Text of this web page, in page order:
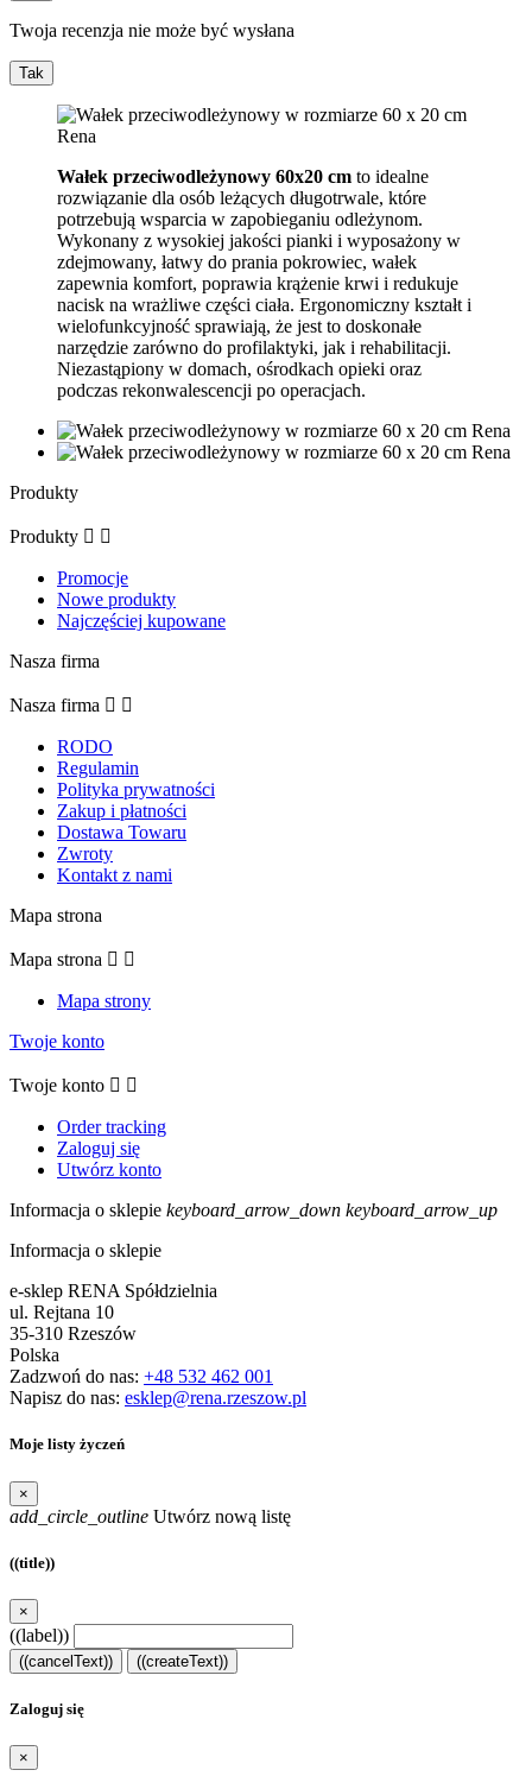
Twoja recenzja nie może być wysłana
Tak
Wałek przeciwodleżynowy 60x20 cm to idealne
rozwiązanie dla osób leżących długotrwale, które
potrzebują wsparcia w zapobieganiu odleżynom.
Wykonany z wysokiej jakości pianki i wyposażony w
zdejmowany, łatwy do prania pokrowiec, wałek
zapewnia komfort, poprawia krążenie krwi i redukuje
nacisk na wrażliwe części ciała. Ergonomiczny kształt i
wielofunkcyjność sprawiają, że jest to doskonałe
narzędzie zarówno do profilaktyki, jak i rehabilitacji.
Niezastąpiony w domach, ośrodkach opieki oraz
podczas rekonwalescencji po operacjach.
Produkty
Produkty  
Promocje
Nowe produkty
Najczęściej kupowane
Nasza firma
Nasza firma  
RODO
Regulamin
Polityka prywatności
Zakup i płatności
Dostawa Towaru
Zwroty
Kontakt z nami
Mapa strona
Mapa strona  
Mapa strony
Twoje konto
Twoje konto  
Order tracking
Zaloguj się
Utwórz konto
Informacja o sklepie keyboard_arrow_down keyboard_arrow_up
Informacja o sklepie
e-sklep RENA Spółdzielnia
ul. Rejtana 10
35-310 Rzeszów
Polska
Zadzwoń do nas: +48 532 462 001
Napisz do nas: esklep@rena.rzeszow.pl
Moje listy życzeń
×
add_circle_outline Utwórz nową listę
((title))
×
((label))
((cancelText)) ((createText))
Zaloguj się
×